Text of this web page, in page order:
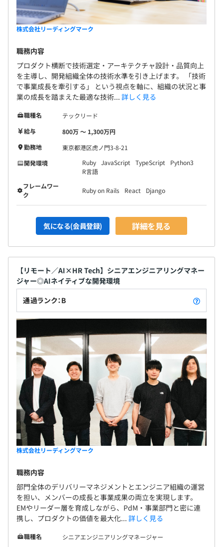
株式会社リーディングマーク
職務内容
プロダクト横断で技術選定・アーキテクチャ設計・品質向上
を主導し、開発組織全体の技術水準を引き上げます。 「技術
で事業成長を牽引する」 という視点を軸に、組織の状況と事
業の成長を踏まえた最適な技術... 詳しく見る
職種名
テックリード
給与
800万 〜 1,300万円
勤務地
東京都港区虎ノ門3-8-21
開発環境
Ruby JavaScript TypeScript
Python3
R言語
フレームワー
ク
Ruby on Rails React Django
気になる(会員登録) 詳細を見る
【リモート／AI×HR Tech】シニアエンジニアリングマネー
ジャー◎AIネイティブな開発環境
通過ランク：B
株式会社リーディングマーク
職務内容
部門全体のデリバリーマネジメントとエンジニア組織の運営
を担い、メンバーの成長と事業成果の両立を実現します。
EMやリーダー層を育成しながら、PdM・事業部門と密に連
携し、プロダクトの価値を最大化... 詳しく見る
職種名
シニアエンジニアリングマネージャー